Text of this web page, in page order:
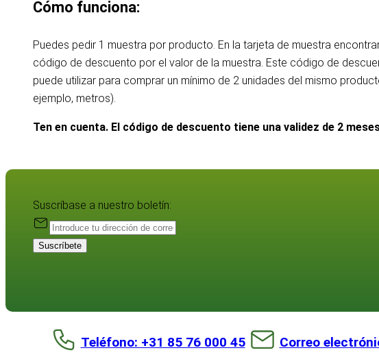
Cómo funciona:
Puedes pedir 1 muestra por producto. En la tarjeta de muestra
código de descuento por el valor de la muestra. Este código de
puede utilizar para comprar un mínimo de 2 unidades del mismo
ejemplo, metros).
Ten en cuenta. El código de descuento tiene una validez de 2
Suscríbase a nuestro boletín:
Suscríbete
Teléfono: +31 85 76 000 45 Correo